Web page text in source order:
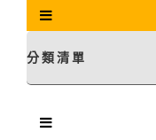
分類清單